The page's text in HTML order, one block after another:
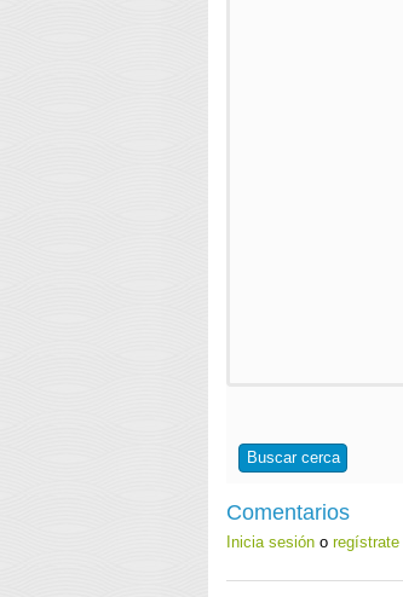
Buscar cerca
Comentarios
Inicia sesión o regístrate